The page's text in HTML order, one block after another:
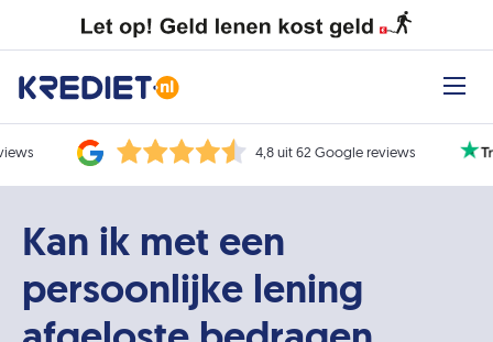
4,8 uit 62 Google reviews
Kan ik met een
persoonlijke lening